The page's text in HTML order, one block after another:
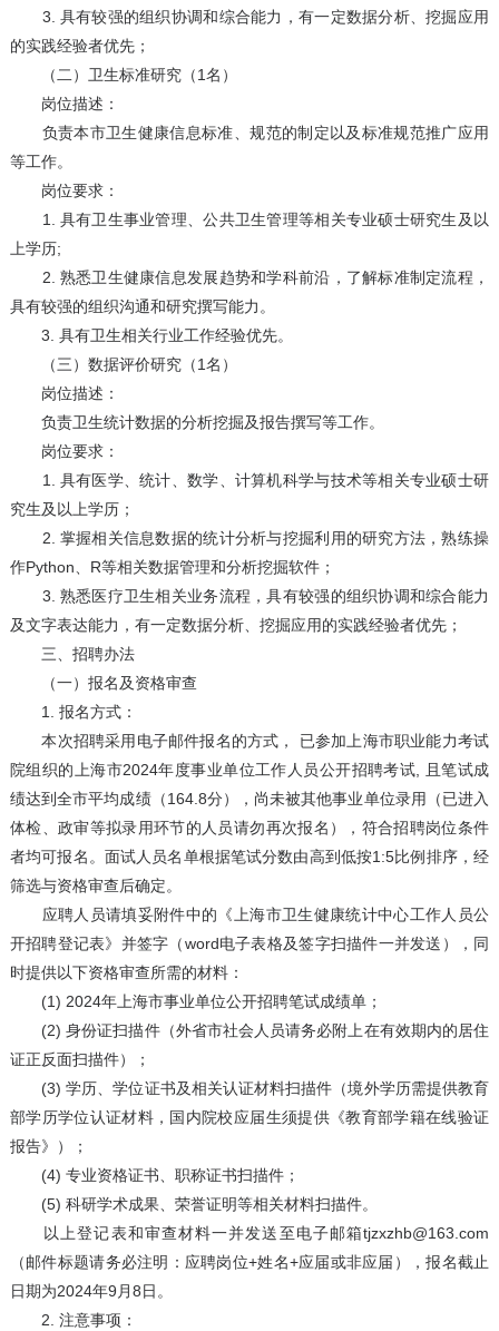
3. 具有较强的组织协调和综合能力，有一定数据分析、挖掘应用
的实践经验者优先；
（二）卫生标准研究（1名）
岗位描述：
负责本市卫生健康信息标准、规范的制定以及标准规范推广应用
等工作。
岗位要求：
1. 具有卫生事业管理、公共卫生管理等相关专业硕士研究生及以
上学历;
2. 熟悉卫生健康信息发展趋势和学科前沿，了解标准制定流程，
具有较强的组织沟通和研究撰写能力。
3. 具有卫生相关行业工作经验优先。
（三）数据评价研究（1名）
岗位描述：
负责卫生统计数据的分析挖掘及报告撰写等工作。
岗位要求：
1. 具有医学、统计、数学、计算机科学与技术等相关专业硕士研
究生及以上学历；
2. 掌握相关信息数据的统计分析与挖掘利用的研究方法，熟练操
作Python、R等相关数据管理和分析挖掘软件；
3. 熟悉医疗卫生相关业务流程，具有较强的组织协调和综合能力
及文字表达能力，有一定数据分析、挖掘应用的实践经验者优先；
三、招聘办法
（一）报名及资格审查
1. 报名方式：
本次招聘采用电子邮件报名的方式， 已参加上海市职业能力考试
院组织的上海市2024年度事业单位工作人员公开招聘考试, 且笔试成
绩达到全市平均成绩（164.8分），尚未被其他事业单位录用（已进入
体检、政审等拟录用环节的人员请勿再次报名），符合招聘岗位条件
者均可报名。面试人员名单根据笔试分数由高到低按1:5比例排序，经
筛选与资格审查后确定。
应聘人员请填妥附件中的《上海市卫生健康统计中心工作人员公
开招聘登记表》并签字（word电子表格及签字扫描件一并发送），同
时提供以下资格审查所需的材料：
(1) 2024年上海市事业单位公开招聘笔试成绩单；
(2) 身份证扫描件（外省市社会人员请务必附上在有效期内的居住
证正反面扫描件）；
(3) 学历、学位证书及相关认证材料扫描件（境外学历需提供教育
部学历学位认证材料，国内院校应届生须提供《教育部学籍在线验证
报告》）；
(4) 专业资格证书、职称证书扫描件；
(5) 科研学术成果、荣誉证明等相关材料扫描件。
以上登记表和审查材料一并发送至电子邮箱tjzxzhb@163.com
（邮件标题请务必注明：应聘岗位+姓名+应届或非应届），报名截止
日期为2024年9月8日。
2. 注意事项：